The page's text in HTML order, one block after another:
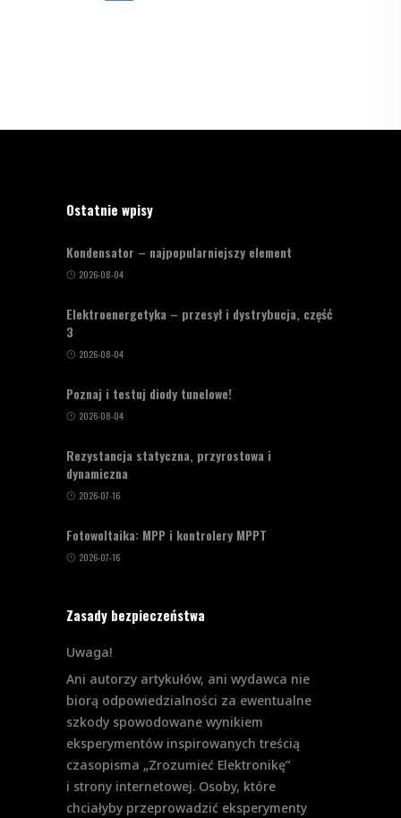
Ostatnie wpisy
Kondensator – najpopularniejszy element
2026-08-04
Elektroenergetyka – przesył i dystrybucja, część
3
2026-08-04
Poznaj i testuj diody tunelowe!
2026-08-04
Rezystancja statyczna, przyrostowa i
dynamiczna
2026-07-16
Fotowoltaika: MPP i kontrolery MPPT
2026-07-16
Zasady bezpieczeństwa
Uwaga!
Ani autorzy artykułów, ani wydawca nie
biorą odpowiedzialności za ewentualne
szkody spowodowane wynikiem
eksperymentów inspirowanych treścią
czasopisma „Zrozumieć Elektronikę”
i strony internetowej. Osoby, które
chciałyby przeprowadzić eksperymenty